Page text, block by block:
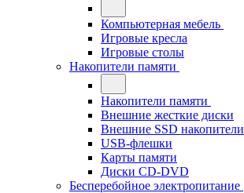
Компьютерная мебель
Игровые кресла
Игровые столы
Накопители памяти
Накопители памяти
Внешние жесткие диски
Внешние SSD накопители
USB-флешки
Карты памяти
Диски CD-DVD
Бесперебойное электропитание